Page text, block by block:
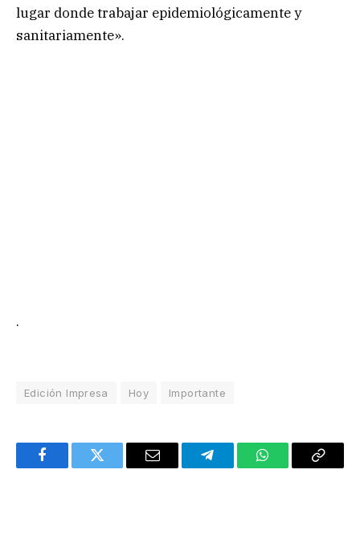
lugar donde trabajar epidemiológicamente y
sanitariamente».
.
Edición Impresa Hoy Importante
FacebookTwitter Email TelegramWhatsAppCopy